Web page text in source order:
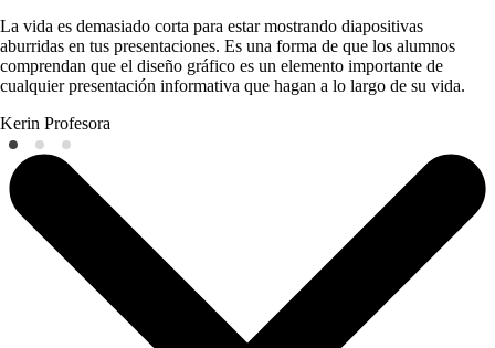
La vida es demasiado corta para estar mostrando diapositivas
aburridas en tus presentaciones. Es una forma de que los alumnos
comprendan que el diseño gráfico es un elemento importante de
cualquier presentación informativa que hagan a lo largo de su vida.
Kerin Profesora